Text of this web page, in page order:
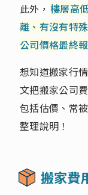
此外， 樓層高
離、有沒有特
公司價格最終
想知道搬家行
文把搬家公司
包括估價、常
整理說明！
搬家費